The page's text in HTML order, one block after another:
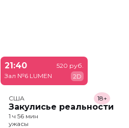
21:40
Зал №6 LUMEN
520 руб.
2D
США
Закулисье реальности
18+
1 ч 56 мин
ужасы